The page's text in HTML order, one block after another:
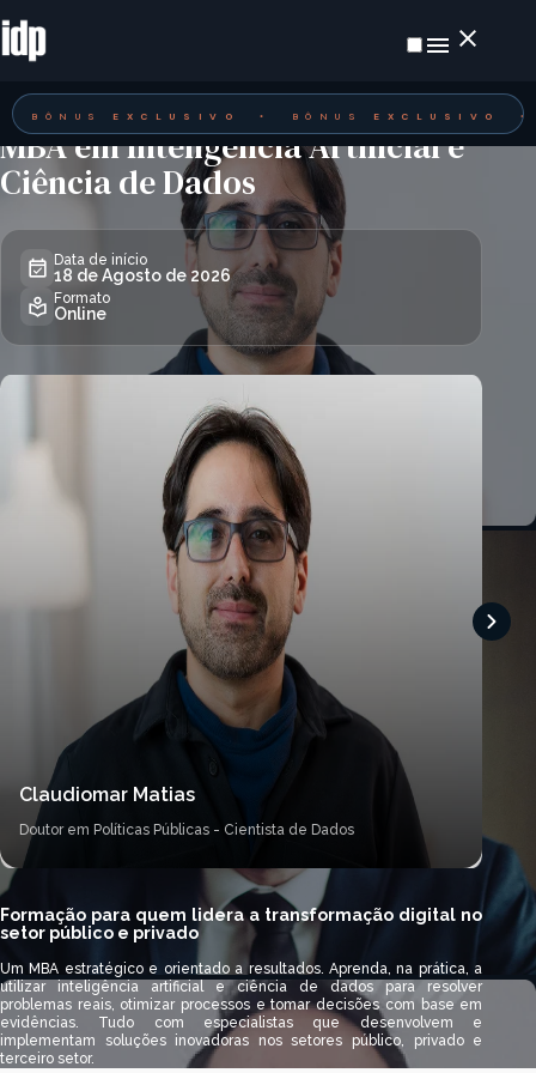
BÔNUS EXCLUSIVO • BÔNUS EXCLUSIVO
MBA Online Últimas Vagas
MBA em Inteligência Artificial e
Ciência de Dados
Data de início
18 de Agosto de 2026
Formato
Online
Claudiomar Matias
Doutor em Políticas Públicas - Cientista de Dados
Formação para quem lidera a transformação digital no
setor público e privado
Um MBA estratégico e orientado a resultados. Aprenda, na prática, a
utilizar inteligência artificial e ciência de dados para resolver
problemas reais, otimizar processos e tomar decisões com base em
evidências. Tudo com especialistas que desenvolvem e
implementam soluções inovadoras nos setores público, privado e
terceiro setor.